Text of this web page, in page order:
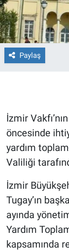
Paylaş
İzmir
öncesinde
yardım
Valiliği
İzmir
Tugay’ın
ayında
Yardım
kapsamında
Gerçeğin
Gün
Gün Bitiyor
Gündem
Günün
Haber
İlan
Kimdir
Koronavirüs